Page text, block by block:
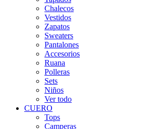
Chalecos
Vestidos
Zapatos
Sweaters
Pantalones
Accesorios
Ruana
Polleras
Sets
Niños
Ver todo
CUERO
Tops
Camperas